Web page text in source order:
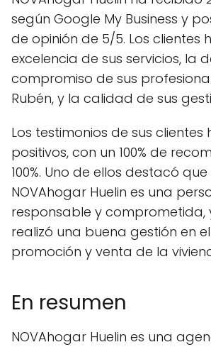
según Google My Business y
de opinión de 5/5. Los clientes
excelencia de sus servicios, la
compromiso de sus
Rubén, y la calidad de sus
Los testimonios de sus clientes
positivos, con un 100% de
100%. Uno de ellos destacó
NOVAhogar Huelin es una
responsable y comprometida,
realizó una buena gestión en
promoción y venta de la
En resumen
NOVAhogar Huelin es una